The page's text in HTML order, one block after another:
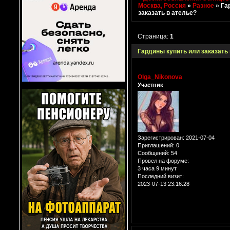
Москва, Россия »Разное »
заказать в ателье?
Гардины купить или заказать
Страница:1
Olga_Nikonova
Участник
Зарегистрирован: 2021-07-04
Приглашений: 0
Сообщений: 54
Провел на форуме:
3 часа 9 минут
Последний визит:
2023-07-13 23:16:28